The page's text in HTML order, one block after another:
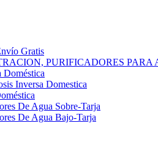
Gratis
PURIFICADORES PARA
Doméstica
Inversa Domestica
De Agua Sobre-Tarja
De Agua Bajo-Tarja